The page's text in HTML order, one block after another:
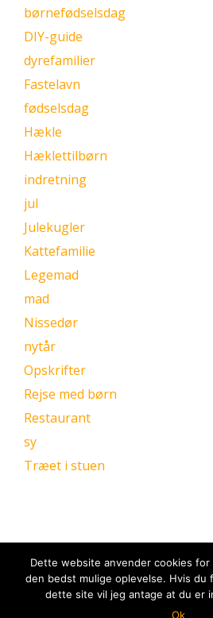
børnefødselsdag
DIY-guide
dyrefamilier
Fastelavn
fødselsdag
Hækle
Hæklettilbørn
indretning
jul
Julekugler
Kattefamilie
Legemad
mad
Nissedør
nytår
Opskrifter
Rejse med børn
Restaurant
sy
Træet i stuen
Dette website anvender cookies
den bedst mulige oplevelse. Hvis
dette site vil jeg antage at du er
Ok